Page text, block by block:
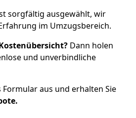
sorgfältig ausgewählt, wir
im Umzugsbereich.
Dann holen
und unverbindliche
Formular aus und erhalten Sie